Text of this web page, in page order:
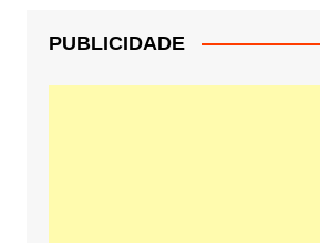
PUBLICIDADE